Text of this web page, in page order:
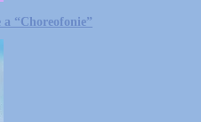
“Choreofonie”